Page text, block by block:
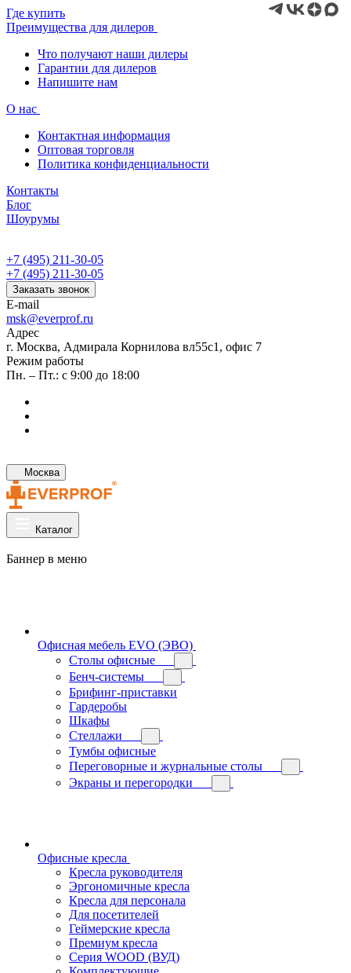
Где купить
Преимущества для дилеров
Что получают наши дилеры
Гарантии для дилеров
Напишите нам
О нас
Контактная информация
Оптовая торговля
Политика конфиденциальности
Контакты
Блог
Шоурумы
+7 (495) 211-30-05
+7 (495) 211-30-05
Заказать звонок
E-mail
msk@everprof.ru
Адрес
г. Москва, Адмирала Корнилова вл55с1, офис 7
Режим работы
Пн. – Пт.: с 9:00 до 18:00
Москва
Каталог
Баннер в меню
Офисная мебель EVO (ЭВО)
Cтолы офисные
Бенч-системы
Брифинг-приставки
Гардеробы
Шкафы
Стеллажи
Тумбы офисные
Переговорные и журнальные столы
Экраны и перегородки
Офисные кресла
Кресла руководителя
Эргономичные кресла
Кресла для персонала
Для посетителей
Геймерские кресла
Премиум кресла
Серия WOOD (ВУД)